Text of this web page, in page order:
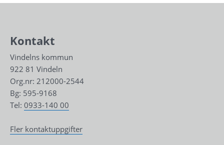
Kontakt
Vindelns kommun
922 81 Vindeln
Org.nr: 212000-2544
Bg: 595-9168
Tel: 0933-140 00
Fler kontaktuppgifter